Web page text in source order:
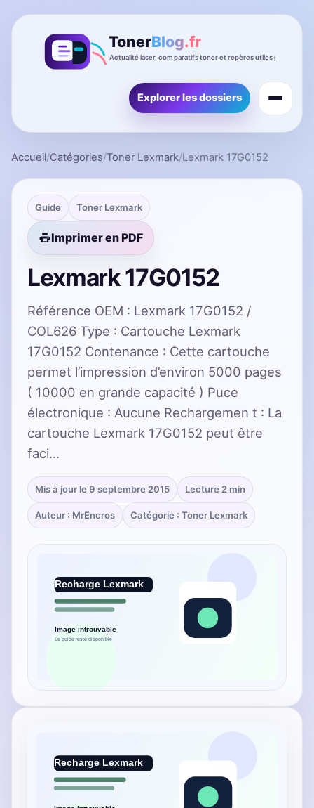
Explorer les dossiers
Accueil/Catégories/Toner Lexmark/Lexmark 17G0152
Guide Toner Lexmark
Imprimer en PDF
Lexmark 17G0152
Référence OEM : Lexmark 17G0152 /
COL626 Type : Cartouche Lexmark
17G0152 Contenance : Cette cartouche
permet l’impression d’environ 5000 pages
( 10000 en grande capacité ) Puce
électronique : Aucune Rechargemen t : La
cartouche Lexmark 17G0152 peut être
faci…
Mis à jour le 9 septembre 2015 Lecture 2 min
Auteur : MrEncros Catégorie : Toner Lexmark